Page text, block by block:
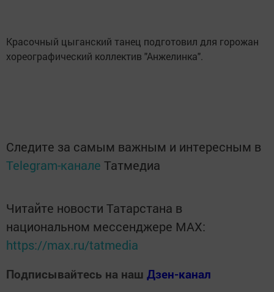
Красочный цыганский танец подготовил для горожан
хореографический коллектив "Анжелинка".
Следите за самым важным и интересным в
Telegram-канале Татмедиа
Читайте новости Татарстана в
национальном мессенджере MАХ:
https://max.ru/tatmedia
Подписывайтесь на наш Дзен-канал